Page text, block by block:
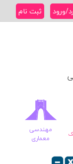
ورود ثبت نام
مهندسی
معماری